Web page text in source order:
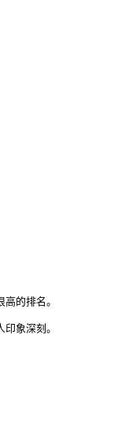
的排名。
象深刻。